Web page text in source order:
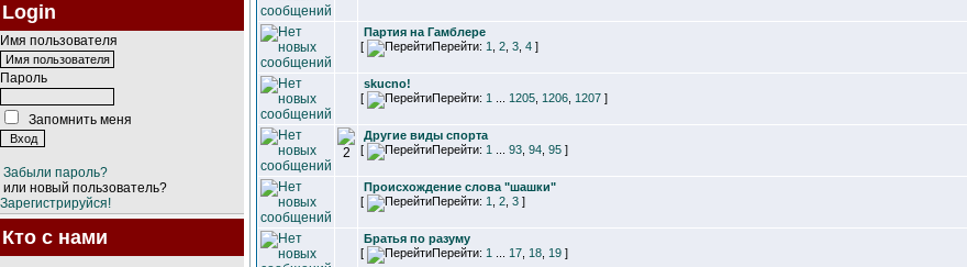
Login
Имя пользователя
Пароль
Запомнить меня
Забыли пароль?
или новый пользователь?
Зарегистрируйся!
Кто с нами
Партия на Гамблере
[
Перейти: 1 2 3 4 ]
skucno!
[
Перейти: 1 1205 1206 1207 ]
Другие виды спорта
[
Перейти: 1 93 94 95 ]
Происхождение слова "шашки"
[
Перейти: 1 2 3 ]
Братья по разуму
[
Перейти: 1 17 18 19 ]